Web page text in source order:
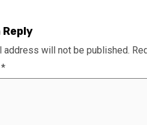
Reply
address will not be published.
*